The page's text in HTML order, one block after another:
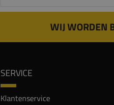
WIJ WORDEN
SERVICE
Klantenservice